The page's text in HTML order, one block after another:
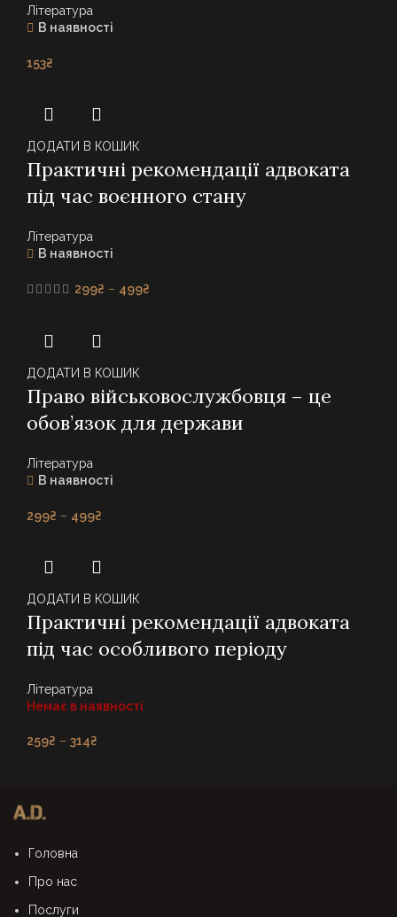
Література
В наявності
153₴
ДОДАТИ В КОШИК
Практичні рекомендації адвоката
під час воєнного стану
Література
В наявності
299₴ – 499₴
ДОДАТИ В КОШИК
Право військовослужбовця – це
обов’язок для держави
Література
В наявності
299₴ – 499₴
499₴
ДОДАТИ В КОШИК
Практичні рекомендації адвоката
під час особливого періоду
Література
Немає в наявності
259₴ – 314₴
Головна
Про нас
Послуги